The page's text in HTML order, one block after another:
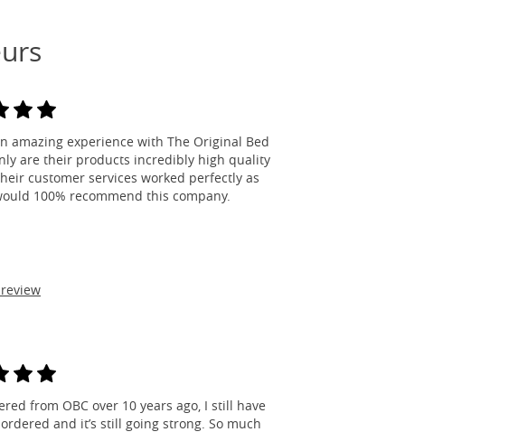
amazing experience with The Original Bed
are their products incredibly high quality
customer services worked perfectly as
100% recommend this company.
from OBC over 10 years ago, I still have
and it’s still going strong. So much